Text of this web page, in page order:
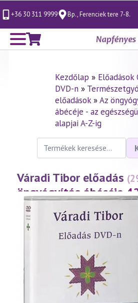
+36 30 311 9999 Bp., Ferenciek tere 7-8.
Kezdőlap » Előadások
DVD-n»
előadások»Az
ábécéje - az
alapjai A-Z-ig
Keresés
következőre:
Váradi Tibor előadás
öngyógyítás ábécéje
(2003.04.25.)